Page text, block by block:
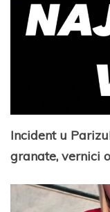
Incident u
granate, vernici